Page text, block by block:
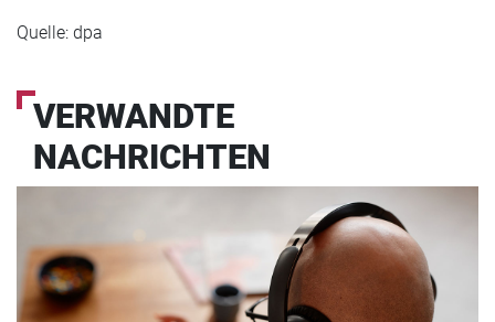
Quelle: dpa
VERWANDTE
NACHRICHTEN